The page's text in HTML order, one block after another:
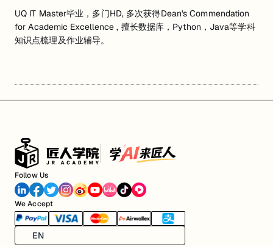
UQ IT Master毕业，多门HD, 多次获得Dean's Commendation
for Academic Excellence , 擅长数据库，Python，Java等学科
知识点梳理及作业辅导。
Follow Us
We Accept
EN